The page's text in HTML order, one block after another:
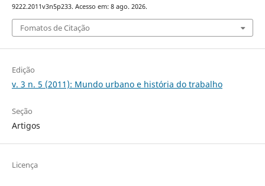
9222.2011v3n5p233. Acesso em: 8 ago. 2026.
Fomatos de Citação
Edição
v. 3 n. 5 (2011): Mundo urbano e história do trabalho
Seção
Artigos
Licença